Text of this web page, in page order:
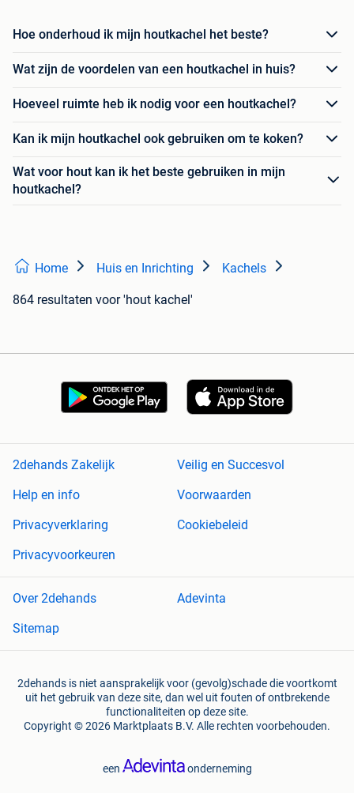
Hoe onderhoud ik mijn houtkachel het beste?
Wat zijn de voordelen van een houtkachel in huis?
Hoeveel ruimte heb ik nodig voor een houtkachel?
Kan ik mijn houtkachel ook gebruiken om te koken?
Wat voor hout kan ik het beste gebruiken in mijn
houtkachel?
Home Huis en Inrichting Kachels
864 resultaten voor 'hout kachel'
2dehands Zakelijk
Veilig en Succesvol
Help en info
Voorwaarden
Privacyverklaring
Cookiebeleid
Privacyvoorkeuren
Over 2dehands
Adevinta
Sitemap
2dehands is niet aansprakelijk voor (gevolg)schade die voortkomt
uit het gebruik van deze site, dan wel uit fouten of ontbrekende
functionaliteiten op deze site.
Copyright © 2026 Marktplaats B.V. Alle rechten voorbehouden.
een onderneming